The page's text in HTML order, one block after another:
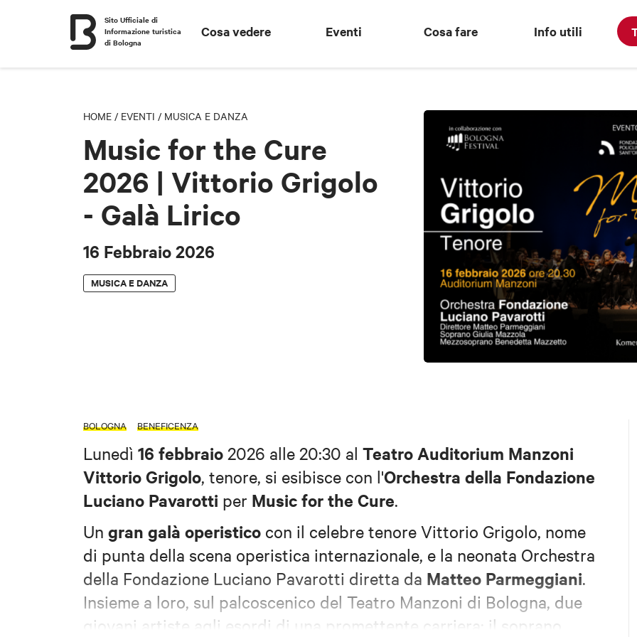
Sito Ufficiale di
Informazione turistica
di Bologna
Cosa vedere Eventi Cosa fare Info utili
HOME / EVENTI / MUSICA E DANZA
Music for the Cure
2026 | Vittorio Grigolo
- Galà Lirico
16 Febbraio 2026
MUSICA E DANZA
BOLOGNA BENEFICENZA
Lunedì 16 febbraio 2026 alle 20:30 al Teatro Auditorium Manzoni
Vittorio Grigolo, tenore, si esibisce con l'Orchestra della Fondazione
Luciano Pavarotti per Music for the Cure.
Un gran galà operistico con il celebre tenore Vittorio Grigolo, nome
di punta della scena operistica internazionale, e la neonata Orchestra
della Fondazione Luciano Pavarotti diretta da Matteo Parmeggiani.
Insieme a loro, sul palcoscenico del Teatro Manzoni di Bologna, due
giovani artiste agli esordi di una promettente carriera: il soprano